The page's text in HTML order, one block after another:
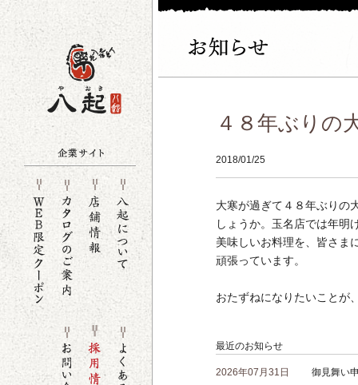
４８年ぶりの
2018/01/25
大寒が過ぎて４８年ぶりの
しょうか。玉名店では年明
美味しいお料理を、皆さま
頑張っています。
おたずねになりたいことが
最近のお知らせ
2026年07月31日 御見舞い